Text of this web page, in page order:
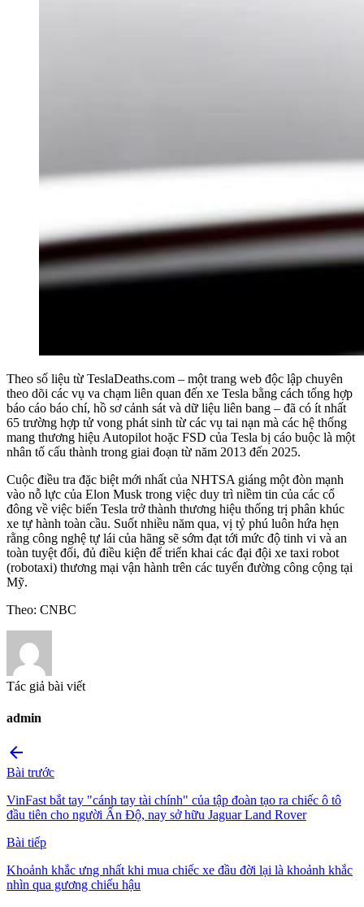
Theo số liệu từ TeslaDeaths.com – một trang web độc lập chuyên
theo dõi các vụ va chạm liên quan đến xe Tesla bằng cách tổng hợp
báo cáo báo chí, hồ sơ cảnh sát và dữ liệu liên bang – đã có ít nhất
65 trường hợp tử vong phát sinh từ các vụ tai nạn mà các hệ thống
mang thương hiệu Autopilot hoặc FSD của Tesla bị cáo buộc là một
nhân tố cấu thành trong giai đoạn từ năm 2013 đến 2025.
Cuộc điều tra đặc biệt mới nhất của NHTSA giáng một đòn mạnh
vào nỗ lực của Elon Musk trong việc duy trì niềm tin của các cổ
đông về việc biến Tesla trở thành thương hiệu thống trị phân khúc
xe tự hành toàn cầu. Suốt nhiều năm qua, vị tỷ phú luôn hứa hẹn
rằng công nghệ tự lái của hãng sẽ sớm đạt tới mức độ tinh vi và an
toàn tuyệt đối, đủ điều kiện để triển khai các đại đội xe taxi robot
(robotaxi) thương mại vận hành trên các tuyến đường công cộng tại
Mỹ.
Theo: CNBC
Tác giả bài viết
admin
arrow_back
Bài trước
VinFast bắt tay "cánh tay tài chính" của tập đoàn tạo ra chiếc ô tô
đầu tiên cho người Ấn Độ, nay sở hữu Jaguar Land Rover
Bài tiếp
Khoảnh khắc ưng nhất khi mua chiếc xe đầu đời lại là khoảnh khắc
nhìn qua gương chiếu hậu